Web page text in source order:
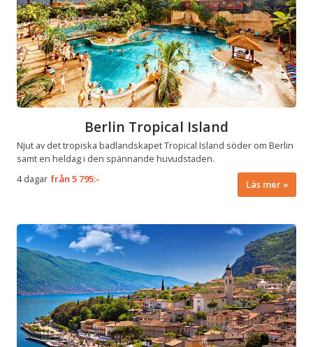
Berlin Tropical Island
Njut av det tropiska badlandskapet Tropical Island söder om Berlin
samt en heldag i den spännande huvudstaden.
4 dagar från5 795:- Läs mer